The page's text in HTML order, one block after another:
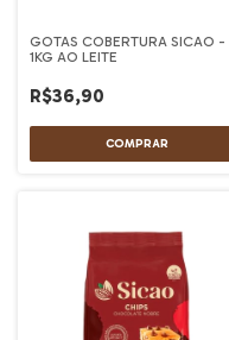
GOTAS COBERTURA SICAO -
1KG AO LEITE
R$36,90